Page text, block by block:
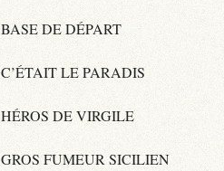
BASE DE DÉPART
C’ÉTAIT LE PARADIS
HÉROS DE VIRGILE
GROS FUMEUR SICILIEN